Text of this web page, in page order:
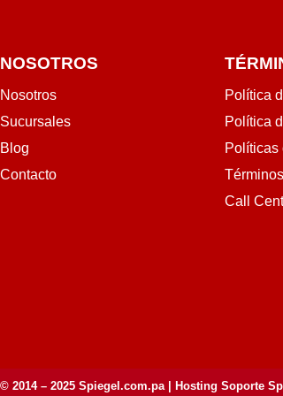
NOSOTROS
Nosotros
Sucursales
Blog
Contacto
Política
Política
Políticas
Call
© 2014 – 2025 Spiegel.com.pa| Hosting Soporte